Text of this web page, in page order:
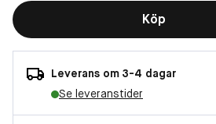
Köp
Leverans om 3-4 dagar
Se leveranstider